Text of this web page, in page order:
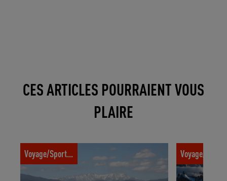
CES ARTICLES POURRAIENT VOUS
PLAIRE
Randonnée au Maroc en été : 3 spots à
découvrir dans le Haut Atlas
Voyage/Sport trotter Où faire du